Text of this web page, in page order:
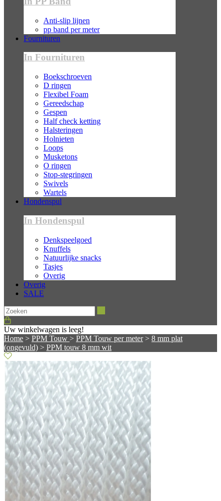
Anti-slip lijnen
pp band per meter
Fournituren
In Fournituren
Boekschroeven
D ringen
Flexibel Foam
Gereedschap
Gespen
Half check ketting
Halsteringen
Holnieten
Loops
Musketons
O ringen
Stop-stegringen
Swivels
Wartels
Hondenspul
In Hondenspul
Denkspeelgoed
Knuffels
Natuurlijke snacks
Tasjes
Overig
Overig
SALE
Uw winkelwagen is leeg!
Home > PPM Touw > PPM Touw per meter> 8 mm plat
(ongevuld) > PPM touw 8 mm wit